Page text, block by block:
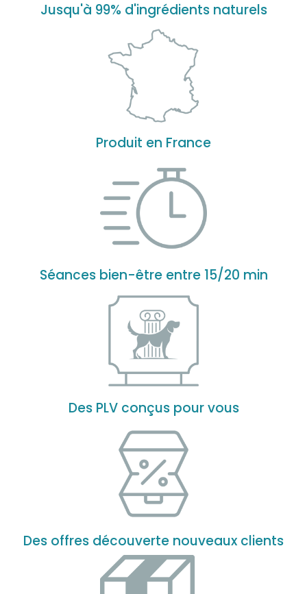
Jusqu'à 99% d'ingrédients naturels
Produit en France
Séances bien-être entre 15/20 min
Des PLV conçus pour vous
Des offres découverte nouveaux clients